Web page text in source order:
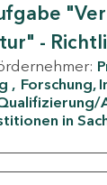
-
Forschung,
in